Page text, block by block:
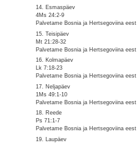
14. Esmaspäev
4Ms 24:2-9
Palvetame Bosnia ja Hertsegoviina eest
15. Teisipäev
Mt 21:28-32
Palvetame Bosnia ja Hertsegoviina eest
16. Kolmapäev
Lk 7:18-23
Palvetame Bosnia ja Hertsegoviina eest
17. Neljapäev
1Ms 49:1-10
Palvetame Bosnia ja Hertsegoviina eest
18. Reede
Ps 71:1-7
Palvetame Bosnia ja Hertsegoviina eest
19. Laupäev